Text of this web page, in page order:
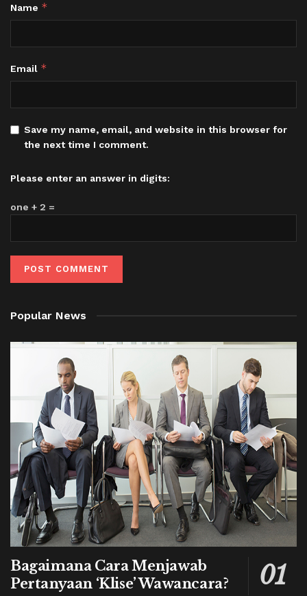
Name *
Email *
Save my name, email, and website in this browser for
the next time I comment.
Please enter an answer in digits:
one + 2 =
Popular News
Bagaimana Cara Menjawab
Pertanyaan ‘Klise’ Wawancara?